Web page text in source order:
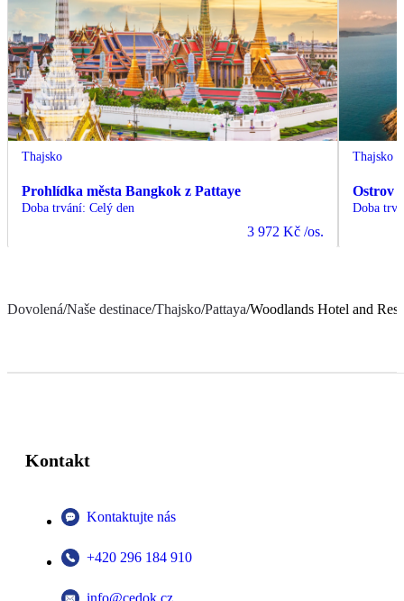
Thajsko
Prohlídka města Bangkok z Pattaye
Doba trvání: Celý den
3 972 Kč /os.
Thajsko
Ostrov
Doba
Dovolená/Naše destinace/Thajsko/Pattaya/Woodlands Hotel and
Kontakt
Kontaktujte nás
+420 296 184 910
info@cedok.cz